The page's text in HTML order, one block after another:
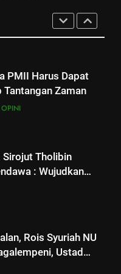
Rois Syuriah NU
Ustad
Perkuat Idiologi
Aswaja di
Pelajar Yayasan Al
EYANG
SANTRI
SUNAN KALIJAGA
Tantangan Zaman
Sirojut Tholibin
: Wujudkan
Rois Syuriah NU
Ustad
Perkuat Idiologi
Aswaja di